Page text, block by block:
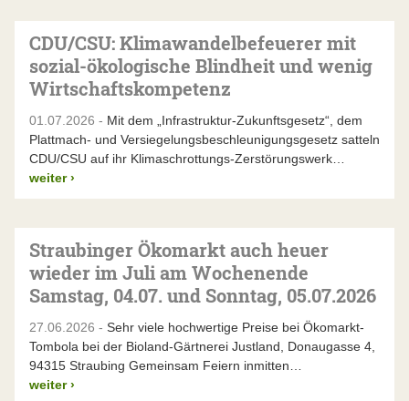
CDU/CSU: Klimawandelbefeuerer mit
sozial-ökologische Blindheit und wenig
Wirtschaftskompetenz
01.07.2026 - Mit dem „Infrastruktur-Zukunftsgesetz“, dem
Plattmach- und Versiegelungsbeschleunigungsgesetz satteln
CDU/CSU auf ihr Klimaschrottungs-Zerstörungswerk…
weiter ›
Straubinger Ökomarkt auch heuer
wieder im Juli am Wochenende
Samstag, 04.07. und Sonntag, 05.07.2026
27.06.2026 - Sehr viele hochwertige Preise bei Ökomarkt-
Tombola bei der Bioland-Gärtnerei Justland, Donaugasse 4,
94315 Straubing Gemeinsam Feiern inmitten…
weiter ›